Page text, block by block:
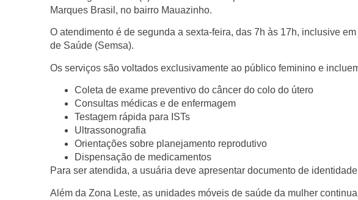
Marques Brasil , no bairro Mauazinho.
O atendimento é de segunda a sexta-feira, das 7h às 17h, inclusive em
de Saúde (Semsa).
Os serviços são voltados exclusivamente ao público feminino e
Coleta de exame preventivo do câncer do colo do útero
Consultas médicas e de enfermagem
Testagem rápida para ISTs
Ultrassonografia
Orientações sobre planejamento reprodutivo
Dispensação de medicamentos
Para ser atendida, a usuária deve apresentar documento de identidade
Além da Zona Leste, as unidades móveis de saúde da mulher